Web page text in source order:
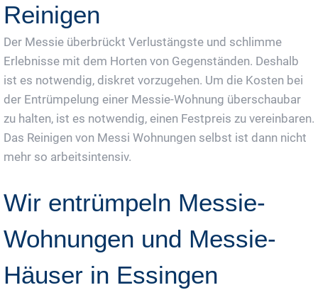
Reinigen
Der Messie überbrückt Verlustängste und schlimme
Erlebnisse mit dem Horten von Gegenständen. Deshalb
ist es notwendig, diskret vorzugehen. Um die Kosten bei
der Entrümpelung einer Messie-Wohnung überschaubar
zu halten, ist es notwendig, einen Festpreis zu vereinbaren.
Das Reinigen von Messi Wohnungen selbst ist dann nicht
mehr so arbeitsintensiv.
Wir entrümpeln Messie-
Wohnungen und Messie-
Häuser in Essingen